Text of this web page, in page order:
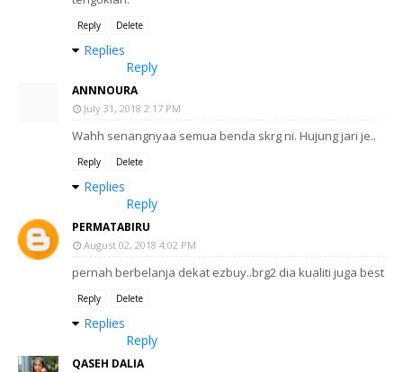
Reply Delete
Replies
Reply
ANNNOURA
July 31, 2018 2:17 PM
Wahh senangnyaa semua benda skrg ni. Hujung jari je..
Reply Delete
Replies
Reply
PERMATABIRU
August 02, 2018 4:02 PM
pernah berbelanja dekat ezbuy..brg2 dia kualiti juga best
Reply Delete
Replies
Reply
QASEH DALIA